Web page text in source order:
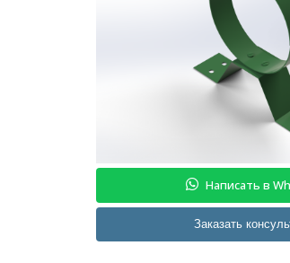
Написать в
Заказать